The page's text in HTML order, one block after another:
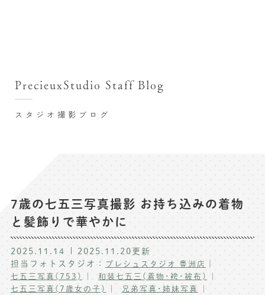
七五三お参り用着物レンタル
お宮参り写真撮影
ハーフバースデー撮影
卒業袴･卒業写真撮影
入園入学･卒園卒業記念撮影
ハーフ成人式･10歳の祝い記念撮影
家族写真･記念写真撮影
ペット写真撮影
記念撮影コラム
よくある質問
写真商品一覧
スタジオ撮影ブログ
PrecieuxStudio Staff Blog
7歳の七五三写真撮影 お持ち込みの着物
と髪飾りで華やかに
2025.11.14 2025.11.20更新
担当フォトスタジオ： プレシュスタジオ 豊洲店 ｜
七五三写真(753)
和装七五三(着物･袴･被布)
七五三写真(7歳女の子)
兄弟写真･姉妹写真